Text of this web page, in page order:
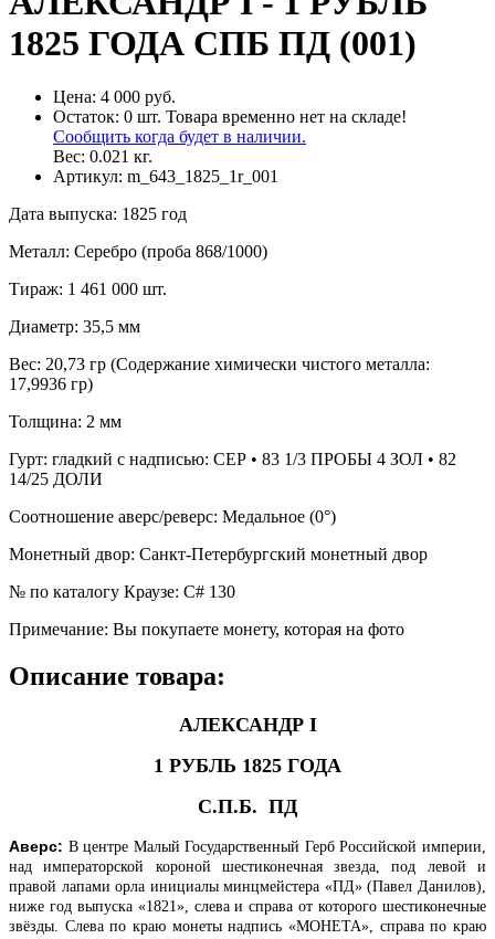
1825 ГОДА СПБ ПД (001)
Цена: 4 000 руб.
Остаток: 0 шт. Товара временно нет на складе!
Сообщить когда будет в наличии.
Вес: 0.021 кг.
Артикул: m_643_1825_1r_001
Дата выпуска: 1825 год
Металл: Серебро (проба 868/1000)
Тираж: 1 461 000 шт.
Диаметр: 35,5 мм
Вес: 20,73 гр (Содержание химически чистого металла:
17,9936 гр)
Толщина: 2 мм
Гурт: гладкий с надписью: СЕР • 83 1/3 ПРОБЫ 4 ЗОЛ • 82
14/25 ДОЛИ
Соотношение аверс/реверс: Медальное (0°)
Монетный двор: Санкт-Петербургский монетный двор
№ по каталогу Краузе: C# 130
Примечание: Вы покупаете монету, которая на фото
Описание товара:
АЛЕКСАНДР I
1 РУБЛЬ 1825 ГОДА
С.П.Б. ПД
Аверс: В центре Малый Государственный Герб Российской империи,
над императорской короной шестиконечная звезда, под левой и
правой лапами орла инициалы минцмейстера «ПД» (Павел Данилов),
ниже год выпуска «1821», слева и справа от которого шестиконечные
звёзды. Слева по краю монеты надпись «МОНЕТА», справа по краю